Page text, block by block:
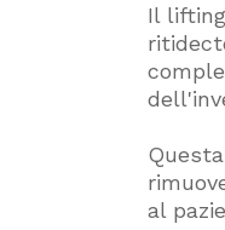
Il
al